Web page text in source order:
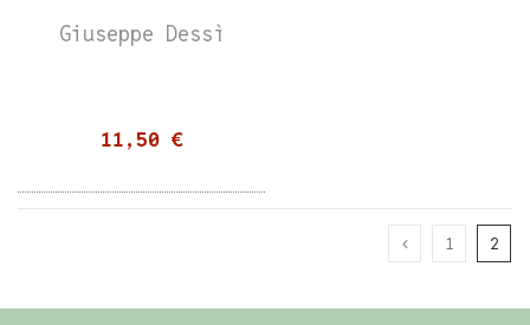
Giuseppe Dessì
11,50 €
1 2